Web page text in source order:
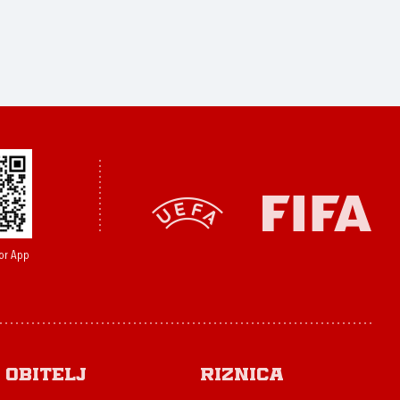
App
Obitelj Riznica